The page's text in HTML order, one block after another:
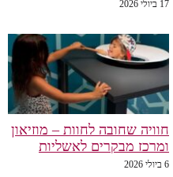
חוויה שחובה לחוות – מוזיאון
ומרכז מבקרים לאשליות